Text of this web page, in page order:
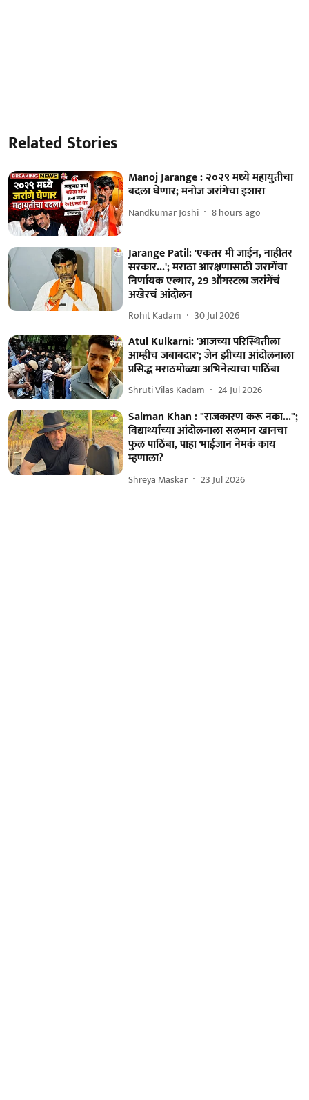
Related Stories
Manoj Jarange : २०२९ मध्ये महायुतीचा
बदला घेणार; मनोज जरांगेंचा इशारा
Nandkumar Joshi 8 hours ago
Jarange Patil: 'एकतर मी जाईन, नाहीतर
सरकार...'; मराठा आरक्षणासाठी जरागेंचा
निर्णायक एल्गार, 29 ऑगस्टला जरांगेंचं
अखेरचं आंदोलन
Rohit Kadam 30 Jul 2026
Atul Kulkarni: 'आजच्या परिस्थितीला
आम्हीच जबाबदार'; जेन झीच्या आंदोलनाला
प्रसिद्ध मराठमोळ्या अभिनेत्याचा पाठिंबा
Shruti Vilas Kadam 24 Jul 2026
Salman Khan : "राजकारण करू नका...";
विद्यार्थ्यांच्या आंदोलनाला सलमान खानचा
फुल पाठिंबा, पाहा भाईजान नेमकं काय
म्हणाला?
Shreya Maskar 23 Jul 2026